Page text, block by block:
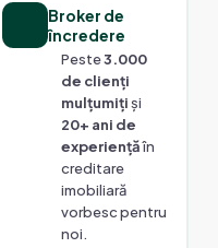
Broker de
încredere
Peste3.000
de clienți
mulțumițiși
20+ ani de
experiențăîn
creditare
imobiliară
vorbesc pentru
noi.